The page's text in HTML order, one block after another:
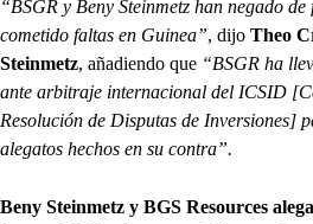
“BSGR y Beny Steinmetz han negado
cometido faltas en Guinea”, dijo Theo
Steinmetz, añadiendo que “BSGR ha
ante arbitraje internacional del ICSID
Resolución de Disputas de Inversiones]
alegatos hechos en su contra”.
Beny Steinmetz y BGS Resources